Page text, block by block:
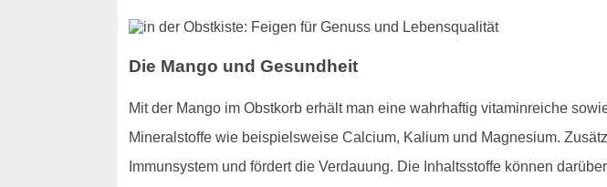
Die Mango und Gesundheit
Mit der Mango im Obstkorb erhält man eine wahrhaftig vitaminreiche
Mineralstoffe wie beispielsweise Calcium, Kalium und Magnesium.
Immunsystem und fördert die Verdauung. Die Inhaltsstoffe können